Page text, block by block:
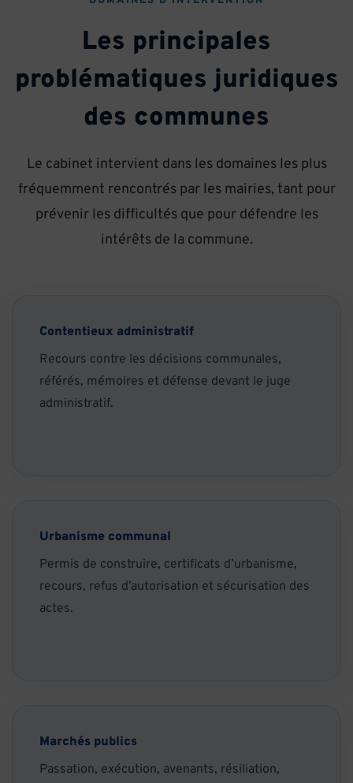
Les principales
problématiques juridiques
des communes
Le cabinet intervient dans les domaines les plus
fréquemment rencontrés par les mairies, tant pour
prévenir les difficultés que pour défendre les
intérêts de la commune.
Contentieux administratif
Recours contre les décisions communales,
référés, mémoires et défense devant le juge
administratif.
Urbanisme communal
Permis de construire, certificats d’urbanisme,
recours, refus d’autorisation et sécurisation des
actes.
Marchés publics
Passation, exécution, avenants, résiliation,